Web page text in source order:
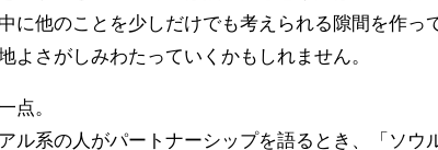
に他のことを少しだけでも考えられる隙間を作っ
よさがしみわたっていくかもしれません。
点。
ル系の人がパートナーシップを語るとき、「ソウ